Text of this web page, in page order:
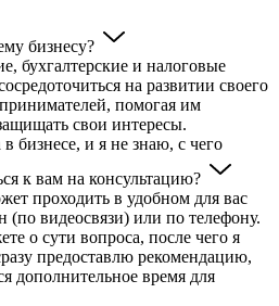
бизнесу?
бухгалтерские и налоговые
на развитии своего
помогая им
свои интересы.
бизнесе, и я не знаю, с чего
к вам на консультацию?
проходить в удобном для вас
видеосвязи) или по телефону.
о сути вопроса, после чего я
предоставлю рекомендацию,
дополнительное время для